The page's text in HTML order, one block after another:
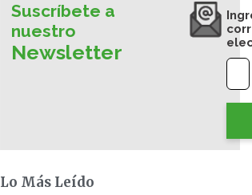
Suscríbete a
nuestro
Newsletter
Lo Más Leído